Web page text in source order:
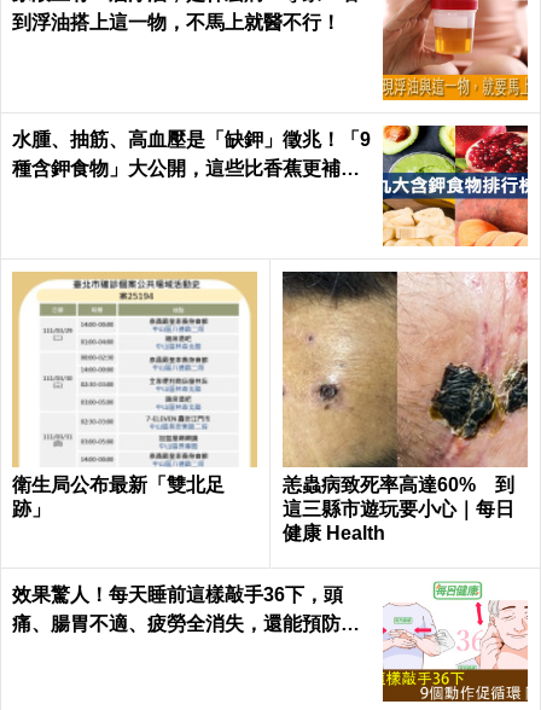
到浮油搭上這一物，不馬上就醫不行！
水腫、抽筋、高血壓是「缺鉀」徵兆！「9
種含鉀食物」大公開，這些比香蕉更補鉀
衛生局公布最新「雙北足
跡」
恙蟲病致死率高達60% 到
這三縣市遊玩要小心｜每日
健康 Health
效果驚人！每天睡前這樣敲手36下，頭
痛、腸胃不適、疲勞全消失，還能預防腦